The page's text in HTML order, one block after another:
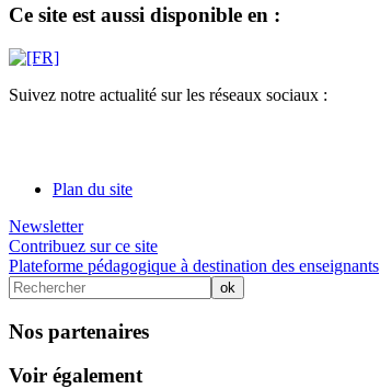
Ce site est aussi disponible en :
Suivez notre actualité sur les réseaux sociaux :
Plan du site
Newsletter
Contribuez sur ce site
Plateforme pédagogique à destination des enseignants
Nos partenaires
Voir également